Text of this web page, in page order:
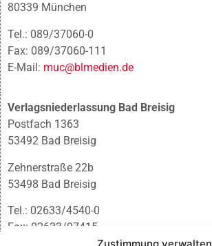
80339 München
Tel.: 089/37060-0
Fax: 089/37060-111
E-Mail: muc@blmedien.de
Verlagsniederlassung Bad Breisig
Postfach 1363
53492 Bad Breisig
Zehnerstraße 22b
53498 Bad Breisig
Tel.: 02633/4540-0
Fax: 02633/97415